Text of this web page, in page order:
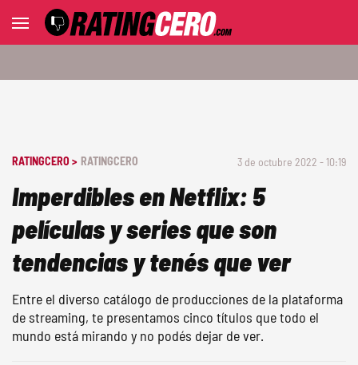
RATINGCERO > RATINGCERO 3 de octubre 2022 - 10:19
Imperdibles en Netflix: 5
películas y series que son
tendencias y tenés que ver
Entre el diverso catálogo de producciones de la plataforma
de streaming, te presentamos cinco títulos que todo el
mundo está mirando y no podés dejar de ver.